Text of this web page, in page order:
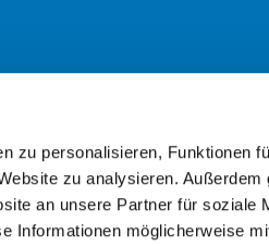
zu personalisieren, Funktionen
zu analysieren. Außerdem
an unsere Partner für soziale
Informationen möglicherweise
25, 10559 Berlin